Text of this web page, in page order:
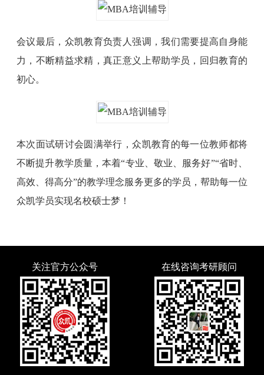
会议最后，众凯教育负责人强调，我们需要提高自身能
力，不断精益求精，真正意义上帮助学员，回归教育的
初心。
本次面试研讨会圆满举行，众凯教育的每一位教师都将
不断提升教学质量，本着“专业、敬业、服务好”“省时、
高效、得高分”的教学理念服务更多的学员，帮助每一位
众凯学员实现名校硕士梦！
关注官方公众号 在线咨询考研顾问